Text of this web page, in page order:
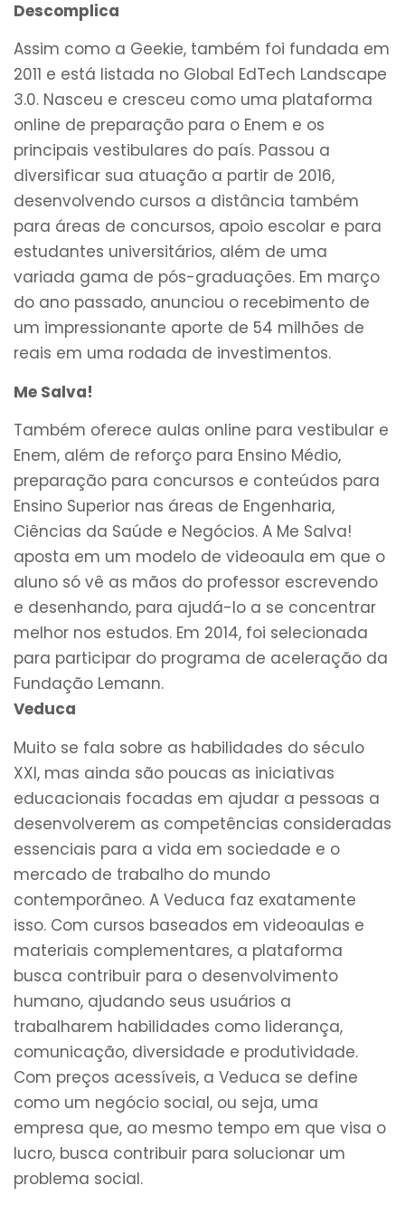
Descomplica
Assim como a Geekie, também foi fundada em
2011 e está listada no Global EdTech Landscape
3.0. Nasceu e cresceu como uma plataforma
online de preparação para o Enem e os
principais vestibulares do país. Passou a
diversificar sua atuação a partir de 2016,
desenvolvendo cursos a distância também
para áreas de concursos, apoio escolar e para
estudantes universitários, além de uma
variada gama de pós-graduações. Em março
do ano passado, anunciou o recebimento de
um impressionante aporte de 54 milhões de
reais em uma rodada de investimentos.
Me Salva!
Também oferece aulas online para vestibular e
Enem, além de reforço para Ensino Médio,
preparação para concursos e conteúdos para
Ensino Superior nas áreas de Engenharia,
Ciências da Saúde e Negócios. A Me Salva!
aposta em um modelo de videoaula em que o
aluno só vê as mãos do professor escrevendo
e desenhando, para ajudá-lo a se concentrar
melhor nos estudos. Em 2014, foi selecionada
para participar do programa de aceleração da
Fundação Lemann.
Veduca
Muito se fala sobre as habilidades do século
XXI, mas ainda são poucas as iniciativas
educacionais focadas em ajudar a pessoas a
desenvolverem as competências consideradas
essenciais para a vida em sociedade e o
mercado de trabalho do mundo
contemporâneo. A Veduca faz exatamente
isso. Com cursos baseados em videoaulas e
materiais complementares, a plataforma
busca contribuir para o desenvolvimento
humano, ajudando seus usuários a
trabalharem habilidades como liderança,
comunicação, diversidade e produtividade.
Com preços acessíveis, a Veduca se define
como um negócio social, ou seja, uma
empresa que, ao mesmo tempo em que visa o
lucro, busca contribuir para solucionar um
problema social.